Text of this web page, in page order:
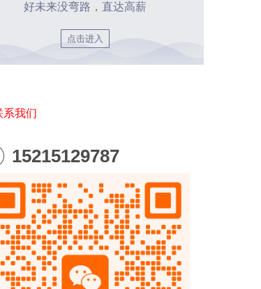
好未来没弯路，直达高薪
点击进入
系我们
15215129787